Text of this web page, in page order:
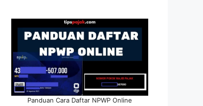
Panduan Cara Daftar NPWP Online